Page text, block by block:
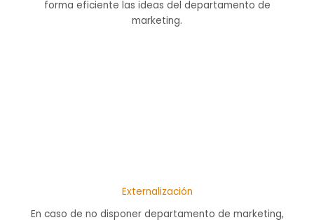
forma eficiente las ideas del departamento de
marketing.
Externalización
En caso de no disponer departamento de marketing,